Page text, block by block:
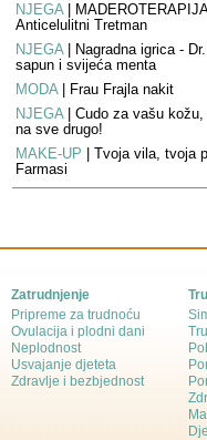
NJEGA|
Anticelulitni Tretman
NJEGA|
Nagradna igrica -
sapun i svijeća menta
MODA|
Frau Frajla nakit
NJEGA| Čudo za vašu kožu,
na sve drugo!
MAKE-UP
Tvoja vila, tvoja
Farmasi
Zatrudnjenje
Pripreme za trudnoću
Ovulacija i plodni dani
Neplodnost
Usvajanje djeteta
Zdravlje i bezbjednost